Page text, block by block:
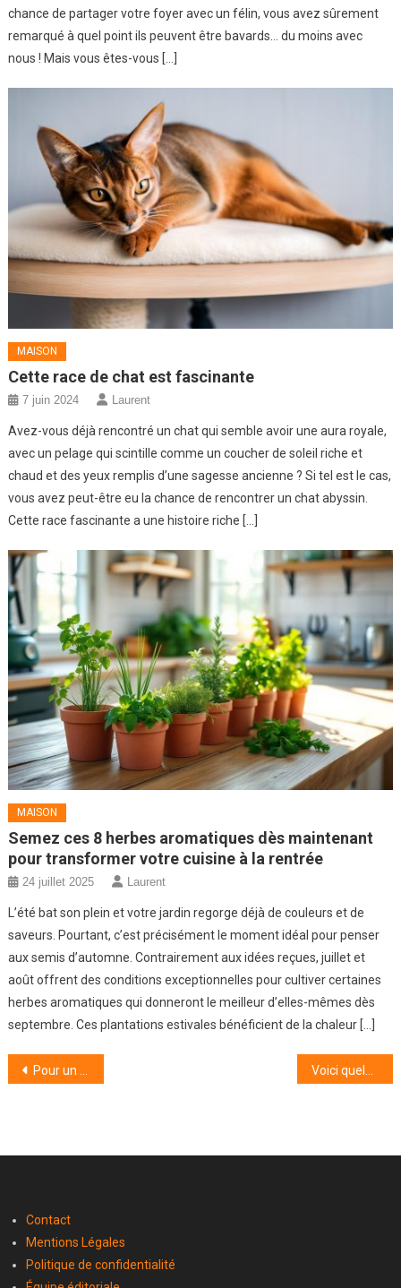
chance de partager votre foyer avec un félin, vous avez sûrement
remarqué à quel point ils peuvent être bavards… du moins avec
nous ! Mais vous êtes-vous […]
MAISON
Cette race de chat est fascinante
7 juin 2024 Laurent
Avez-vous déjà rencontré un chat qui semble avoir une aura royale,
avec un pelage qui scintille comme un coucher de soleil riche et
chaud et des yeux remplis d’une sagesse ancienne ? Si tel est le cas,
vous avez peut-être eu la chance de rencontrer un chat abyssin.
Cette race fascinante a une histoire riche […]
MAISON
Semez ces 8 herbes aromatiques dès maintenant
pour transformer votre cuisine à la rentrée
24 juillet 2025 Laurent
L’été bat son plein et votre jardin regorge déjà de couleurs et de
saveurs. Pourtant, c’est précisément le moment idéal pour penser
aux semis d’automne. Contrairement aux idées reçues, juillet et
août offrent des conditions exceptionnelles pour cultiver certaines
herbes aromatiques qui donneront le meilleur d’elles-mêmes dès
septembre. Ces plantations estivales bénéficient de la chaleur […]
Navigation
Pour un citronnier en pot sain et productif, voici 5 erreurs à éviter Voici quelques astuces pour changer ses balais d’essuie-glace
Contact
Mentions Légales
Politique de confidentialité